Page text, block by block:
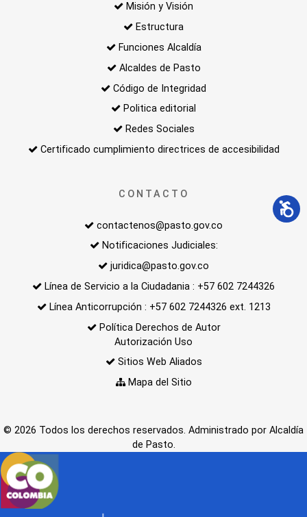
Misión y Visión
Estructura
Funciones Alcaldía
Alcaldes de Pasto
Código de Integridad
Politica editorial
Redes Sociales
Certificado cumplimiento directrices de accesibilidad
CONTACTO
contactenos@pasto.gov.co
Notificaciones Judiciales:
juridica@pasto.gov.co
Línea de Servicio a la Ciudadania : +57 602 7244326
Línea Anticorrupción : +57 602 7244326 ext. 1213
Política Derechos de Autor
Autorización Uso
Sitios Web Aliados
Mapa del Sitio
© 2026 Todos los derechos reservados. Administrado por Alcaldía
de Pasto.